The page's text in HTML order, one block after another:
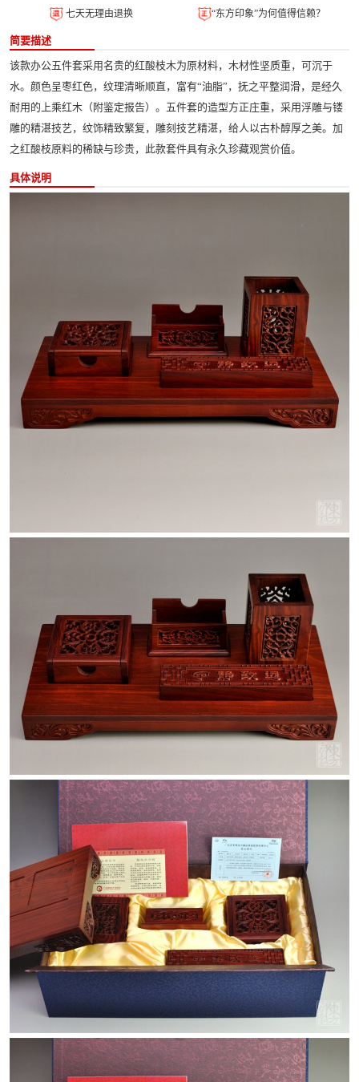
七天无理由退换 “东方印象”为何值得信赖？
简要描述
该款办公五件套采用名贵的红酸枝木为原材料，木材性坚质重，可沉于
水。颜色呈枣红色，纹理清晰顺直，富有“油脂”，抚之平整润滑，是经久
耐用的上乘红木（附鉴定报告）。五件套的造型方正庄重，采用浮雕与镂
雕的精湛技艺，纹饰精致繁复，雕刻技艺精湛，给人以古朴醇厚之美。加
之红酸枝原料的稀缺与珍贵，此款套件具有永久珍藏观赏价值。
具体说明